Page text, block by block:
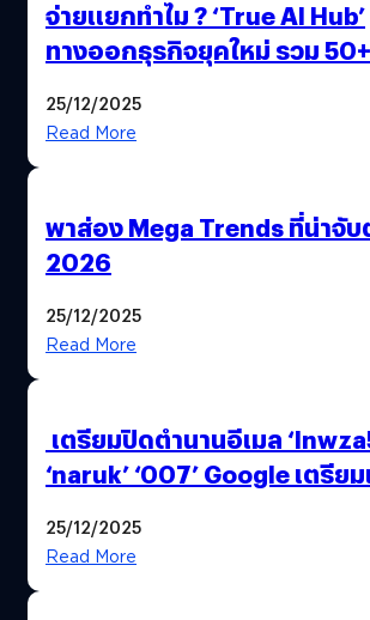
จ่ายแยกทำไม ? ‘True AI Hub’
ทางออกธุรกิจยุคใหม่ รวม 50+
25/12/2025
Read More
พาส่อง Mega Trends ที่น่าจับ
2026
25/12/2025
Read More
เตรียมปิดตำนานอีเมล
‘naruk’ ‘007’ Google เตรีย
25/12/2025
Read More